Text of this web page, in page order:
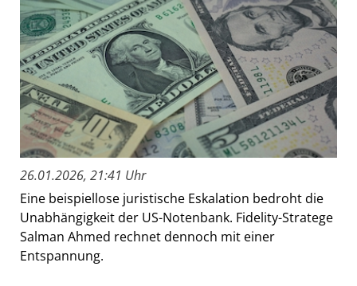
26.01.2026, 21:41 Uhr
Eine beispiellose juristische Eskalation bedroht die
Unabhängigkeit der US-Notenbank. Fidelity-Stratege
Salman Ahmed rechnet dennoch mit einer
Entspannung.